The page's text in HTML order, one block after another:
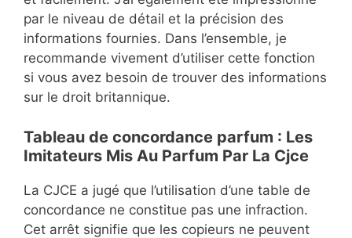
par le niveau de détail et la précision des
informations fournies. Dans l’ensemble, je
recommande vivement d’utiliser cette fonction
si vous avez besoin de trouver des informations
sur le droit britannique.
Tableau de concordance parfum : Les
Imitateurs Mis Au Parfum Par La Cjce
La CJCE a jugé que l’utilisation d’une table de
concordance ne constitue pas une infraction.
Cet arrêt signifie que les copieurs ne peuvent